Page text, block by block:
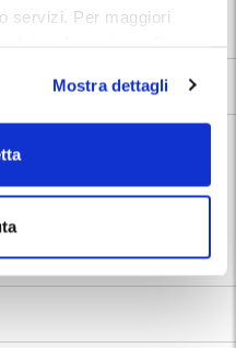
servizi. Per maggiori
Mostra dettagli
|Roma
11 minuti a piedi